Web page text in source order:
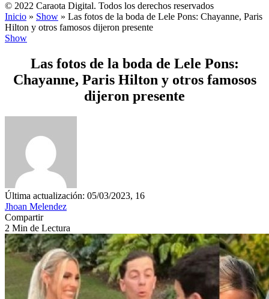
© 2022 Caraota Digital. Todos los derechos reservados
Inicio » Show » Las fotos de la boda de Lele Pons: Chayanne, Paris
Hilton y otros famosos dijeron presente
Show
Las fotos de la boda de Lele Pons:
Chayanne, Paris Hilton y otros famosos
dijeron presente
Última actualización: 05/03/2023, 16
Jhoan Melendez
Compartir
2 Min de Lectura